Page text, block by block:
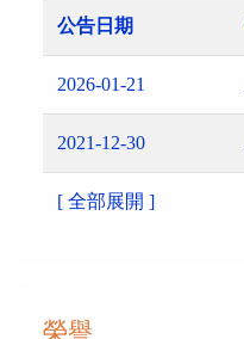
公告日期
2026-01-21
2021-12-30
[ 全部展開 ]
榮譽